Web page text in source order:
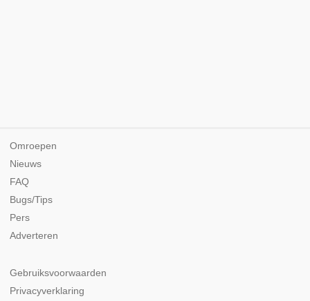
Omroepen
Nieuws
FAQ
Bugs/Tips
Pers
Adverteren
Gebruiksvoorwaarden
Privacyverklaring